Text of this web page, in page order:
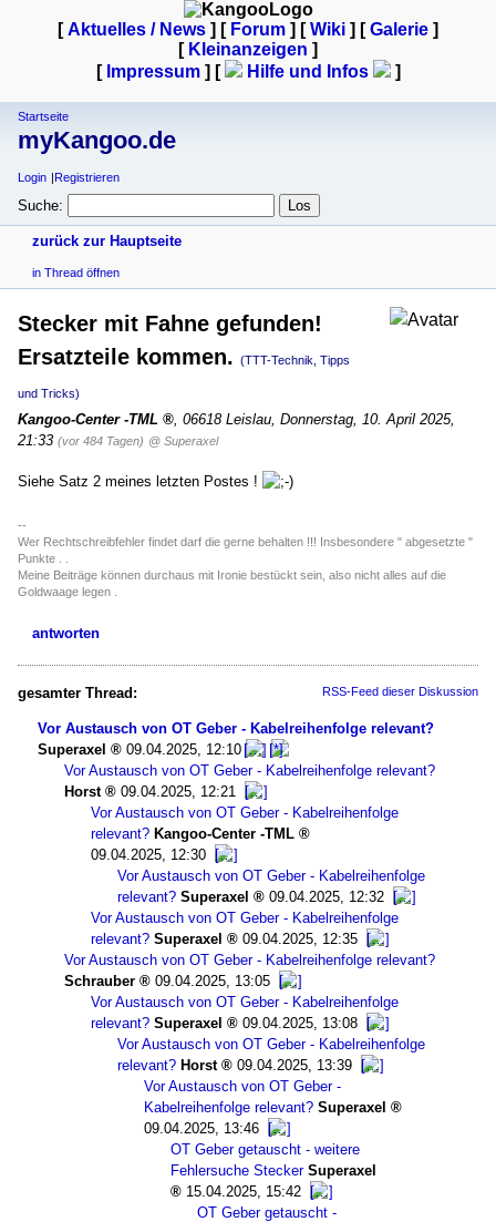
[Aktuelles / News ] [ Forum ] [Wiki ] [Galerie ]
[ Kleinanzeigen ]
[ Impressum] [ Hilfe und Infos ]
Startseite
myKangoo.de
Login Registrieren
Suche:
zurück zur Hauptseite
in Thread öffnen
Stecker mit Fahne gefunden!
Ersatzteile kommen. (TTT-Technik, Tipps
und Tricks)
Kangoo-Center -TML 06618 Leislau Donnerstag, 10. April 2025,
21:33 (vor 484 Tagen) @ Superaxel
Siehe Satz 2 meines letzten Postes !
--
Wer Rechtschreibfehler findet darf die gerne behalten !!! Insbesondere " abgesetzte "
Punkte . .
Meine Beiträge können durchaus mit Ironie bestückt sein, also nicht alles auf die
Goldwaage legen .
antworten
gesamter Thread: RSS-Feed dieser Diskussion
Vor Austausch von OT Geber - Kabelreihenfolge relevant?
Superaxel
09.04.2025, 12:10
Vor Austausch von OT Geber - Kabelreihenfolge relevant?
Horst
09.04.2025, 12:21
Vor Austausch von OT Geber - Kabelreihenfolge
relevant? Kangoo-Center -TML
09.04.2025, 12:30
Vor Austausch von OT Geber - Kabelreihenfolge
relevant? Superaxel
09.04.2025, 12:32
Vor Austausch von OT Geber - Kabelreihenfolge
relevant? Superaxel
09.04.2025, 12:35
Vor Austausch von OT Geber - Kabelreihenfolge relevant?
Schrauber
09.04.2025, 13:05
Vor Austausch von OT Geber - Kabelreihenfolge
relevant? Superaxel
09.04.2025, 13:08
Vor Austausch von OT Geber - Kabelreihenfolge
relevant? Horst
09.04.2025, 13:39
Vor Austausch von OT Geber -
Kabelreihenfolge relevant? Superaxel
09.04.2025, 13:46
OT Geber getauscht - weitere
Fehlersuche Stecker Superaxel
15.04.2025, 15:42
OT Geber getauscht -